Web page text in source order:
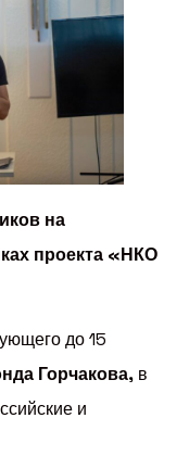
на
проекта «НКО
до 15
Горчакова, в
и